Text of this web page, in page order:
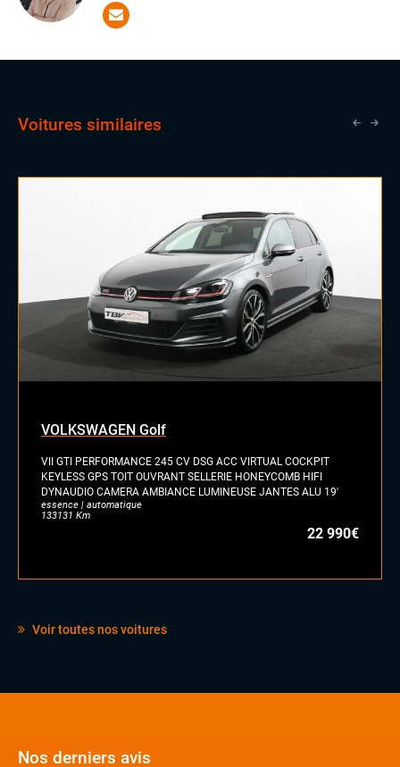
des qualités essentielles pour réussir dans notre
domaine. Il a la chance d'apprendre aux côtés de
vendeurs expérimentés, une opportunité qui lui ouvrira
commercial.
Voitures similaires
VOLKSWAGEN Golf
VII GTI PERFORMANCE 245 CV DSG ACC VIRTUAL COCKPIT
KEYLESS GPS TOIT OUVRANT SELLERIE HONEYCOMB HIFI
DYNAUDIO CAMERA AMBIANCE LUMINEUSE JANTES ALU 19'
essence | automatique
133131 Km
22 990€
Voir toutes nos voitures
Nos derniers avis